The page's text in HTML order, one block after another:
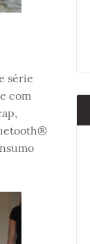
série
com